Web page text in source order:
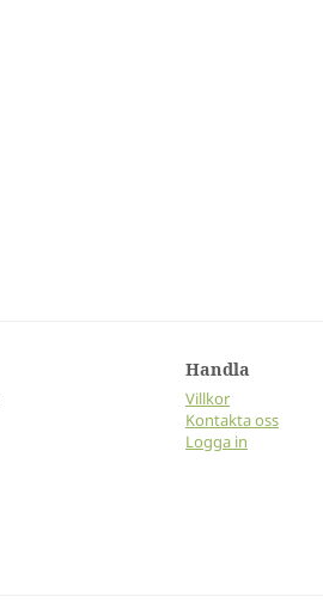
Handla
Villkor
Kontakta oss
Logga in